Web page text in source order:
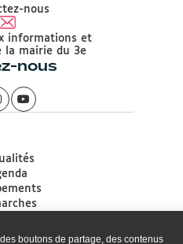
boutons de partage, des contenus
nous
informations et
la mairie du 3e
nous